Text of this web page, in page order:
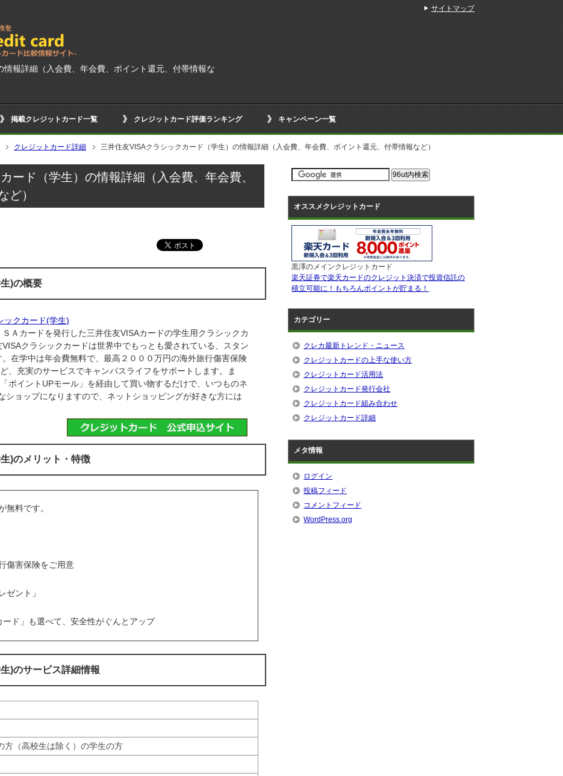
報詳細（入会費、年会費、ポイント還元、付帯情報な
掲載クレジットカード一覧 クレジットカード評価ランキング キャンペーン一覧
クレジットカード詳細 三井住友VISAクラシックカード（学生）の情報詳細（入会費、年会費、ポイント還元、付帯情報など）
ード（学生）の情報詳細（入会費、年会費、
ど）
)の概要
ックカード(学生)
Ａカードを発行した三井住友VISAカードの学生用クラシックカ
クラシックカードは世界中でもっとも愛されている、スタン
。在学中は年会費無料で、最高２０００万円の海外旅行傷害保険
、充実のサービスでキャンパスライフをサポートします。ま
ポイントUPモール」を経由して買い物するだけで、いつものネ
ショップになりますので、ネットショッピングが好きな方には
)のメリット・特徴
無料です。
傷害保険をご用意
ゼント」
ド」も選べて、安全性がぐんとアップ
)のサービス詳細情報
方（高校生は除く）の学生の方
オススメクレジットカード
黒澤のメインクレジットカード
楽天証券で楽天カードのクレジット決済で投資信託の
積立可能に！もちろんポイントが貯まる！
カテゴリー
クレカ最新トレンド・ニュース
クレジットカードの上手な使い方
クレジットカード活用法
クレジットカード発行会社
クレジットカード組み合わせ
クレジットカード詳細
メタ情報
ログイン
投稿フィード
コメントフィード
WordPress.org
サイトマップ